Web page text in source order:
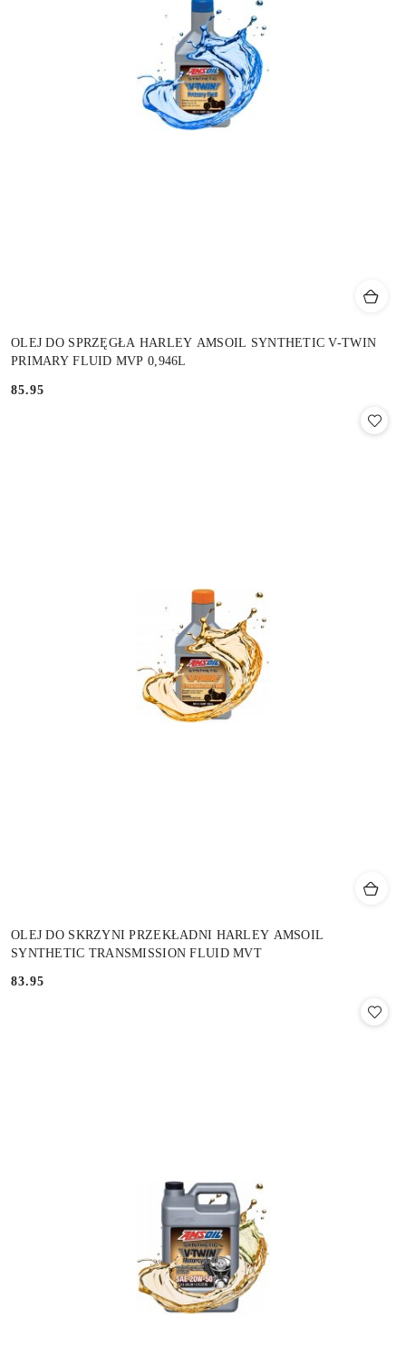
OLEJ DO SPRZĘGŁA HARLEY AMSOIL SYNTHETIC V-TWIN
PRIMARY FLUID MVP 0,946L
Cena:
85.95
OLEJ DO SKRZYNI PRZEKŁADNI HARLEY AMSOIL
SYNTHETIC TRANSMISSION FLUID MVT
Cena:
83.95